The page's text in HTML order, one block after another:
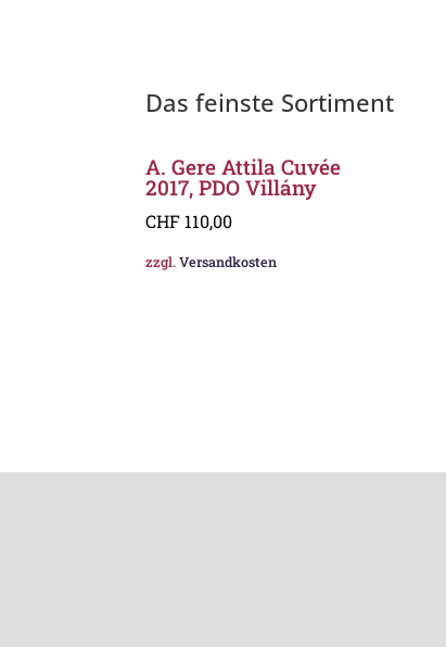
Das feinste Sortiment
A. Gere Attila Cuvée
2017, PDO Villány
CHF 110,00
zzgl.Versandkosten